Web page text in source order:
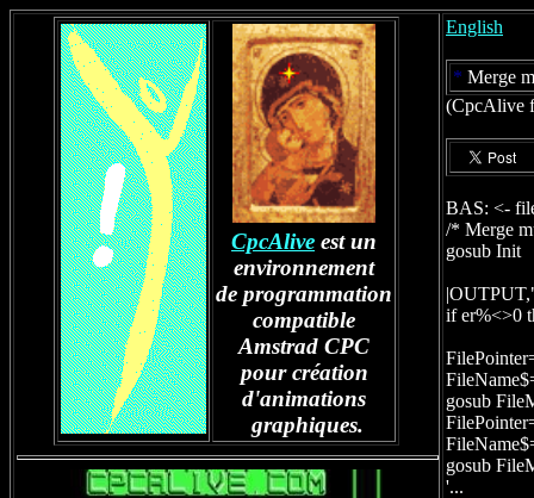
CpcAlive est un
environnement
de programmation
compatible
Amstrad CPC
pour création
d'animations
graphiques.
English
* Merge
(CpcAlive
BAS: <-
/* Merge
gosub Init
if er%<>0
gosub
gosub
'...